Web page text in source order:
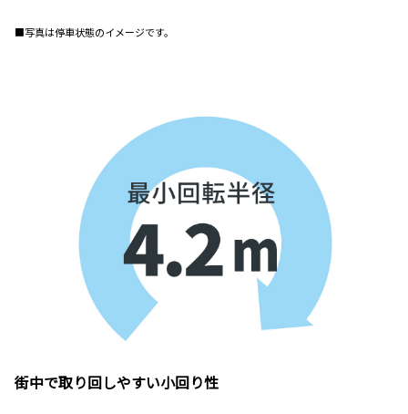
■写真は停車状態のイメージです。
街中で取り回しやすい小回り性